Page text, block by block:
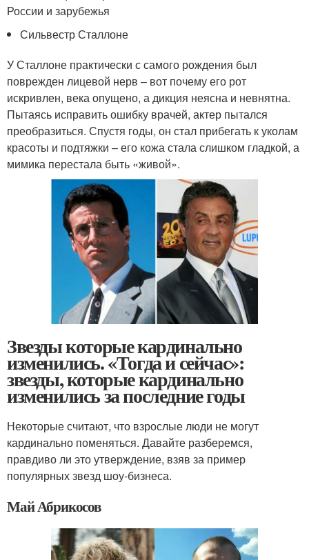
России и зарубежья
Сильвестр Сталлоне
У Сталлоне практически с самого рождения был
поврежден лицевой нерв – вот почему его рот
искривлен, века опущено, а дикция неясна и невнятна.
Пытаясь исправить ошибку врачей, актер пытался
преобразиться. Спустя годы, он стал прибегать к уколам
красоты и подтяжки – его кожа стала слишком гладкой, а
мимика перестала быть «живой».
Звезды которые кардинально
изменились. «Тогда и сейчас»:
звезды, которые кардинально
изменились за последние годы
Некоторые считают, что взрослые люди не могут
кардинально поменяться. Давайте разберемся,
правдиво ли это утверждение, взяв за пример
популярных звезд шоу-бизнеса.
Май Абрикосов